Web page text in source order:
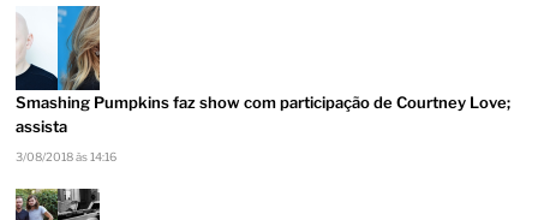
Smashing Pumpkins faz show com participação de Courtney Love;
assista
3/08/2018 às 14:16